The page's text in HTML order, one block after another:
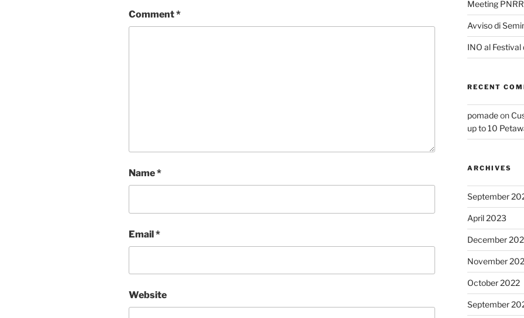
Comment*
Name*
Email*
Website
Meeting
Avviso di
INO al Festival
RECENT
pomadeon
up to 10
ARCHIVES
September
April 2023
December
November
October 2022
September